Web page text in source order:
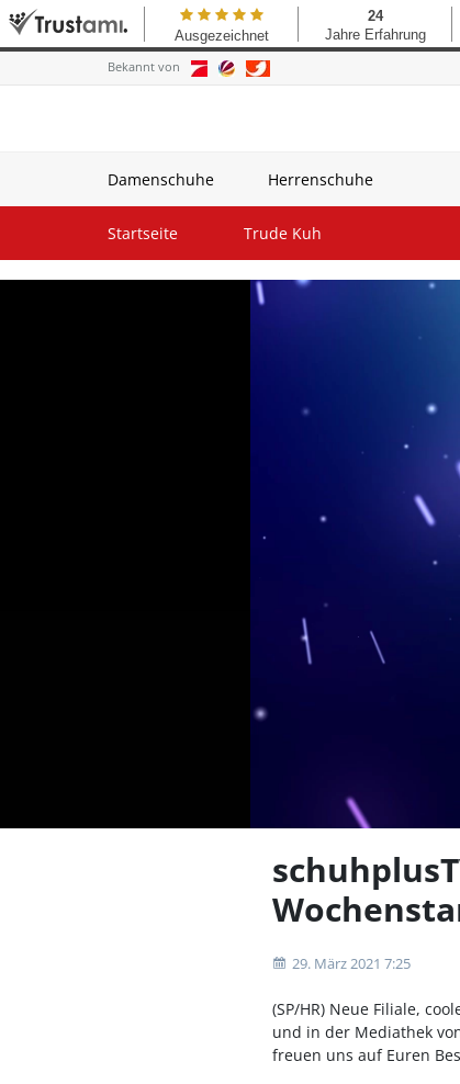
Bekannt von
Damenschuhe Herrenschuhe
Startseite Trude Kuh
29. März 2021 7:25
(SP/HR) Neue Filiale,
und in der Mediathek
freuen uns auf Euren